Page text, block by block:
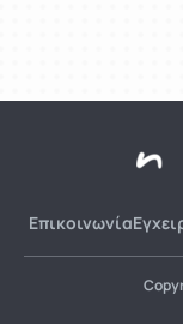
Επικοινωνία